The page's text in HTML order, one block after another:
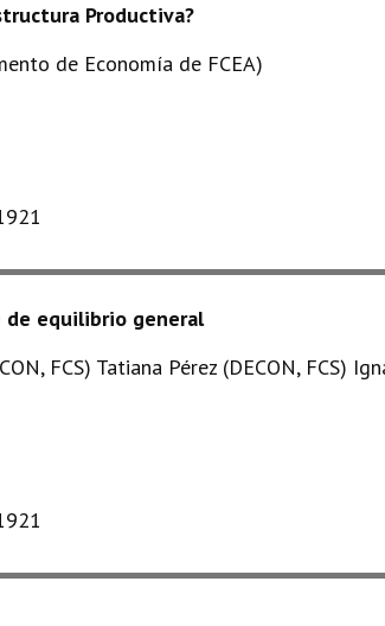
Productiva?
de Economía de FCEA)
de equilibrio general
FCS) Tatiana Pérez (DECON, FCS)